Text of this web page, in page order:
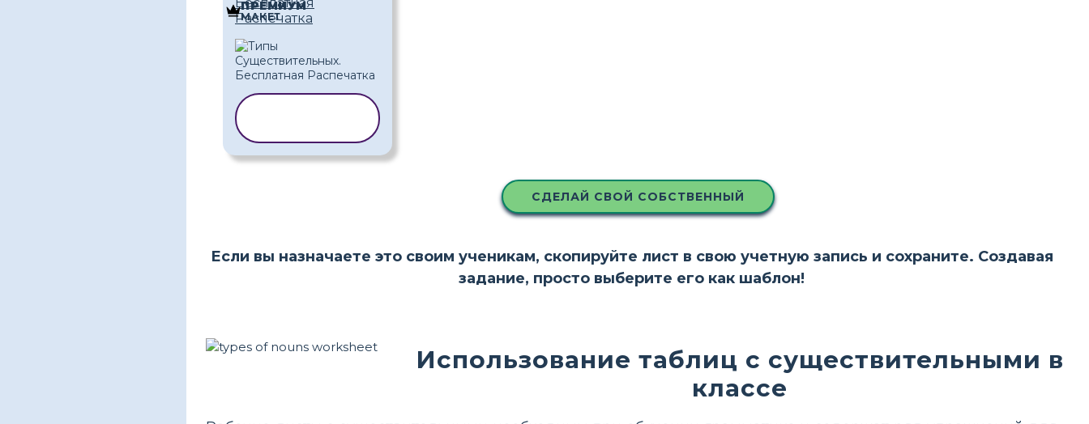
Распечатка
ПРЕМИУМ
МАКЕТ
СДЕЛАЙ СВОЙ СОБСТВЕННЫЙ
Если вы назначаете это своим ученикам, скопируйте лист в свою учетную запись и сохраните. Создавая
задание, просто выберите его как шаблон!
Использование таблиц с существительными в
классе